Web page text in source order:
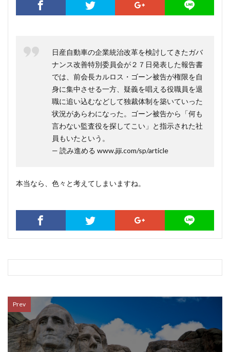
日産自動車の企業統治改革を検討してきたガバ
ナンス改善特別委員会が２７日発表した報告書
では、前会長カルロス・ゴーン被告が権限を自
身に集中させる一方、疑義を唱える役職員を退
職に追い込むなどして独裁体制を築いていった
状況があらわになった。ゴーン被告から「何も
言わない監査役を探してこい」と指示された社
員もいたという。
— 読み進める www.jiji.com/sp/article
本当なら、色々と考えてしまいますね。
Prev